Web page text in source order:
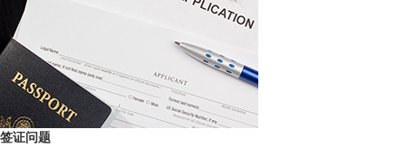
签证问题